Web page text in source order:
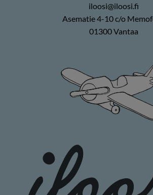
iloosi@iloosi.fi
Asematie 4-10 c/o
01300 Vantaa